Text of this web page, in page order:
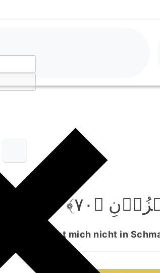
﴿۷۰﴾
und stürzet mich nicht in